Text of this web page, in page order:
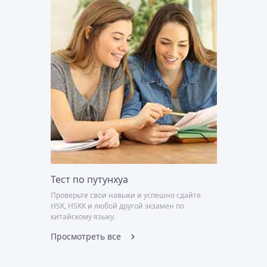
Тест по путунхуа
Проверьте свои навыки и успешно сдайте
HSK, HSKK и любой другой экзамен по
китайскому языку.
Просмотреть все